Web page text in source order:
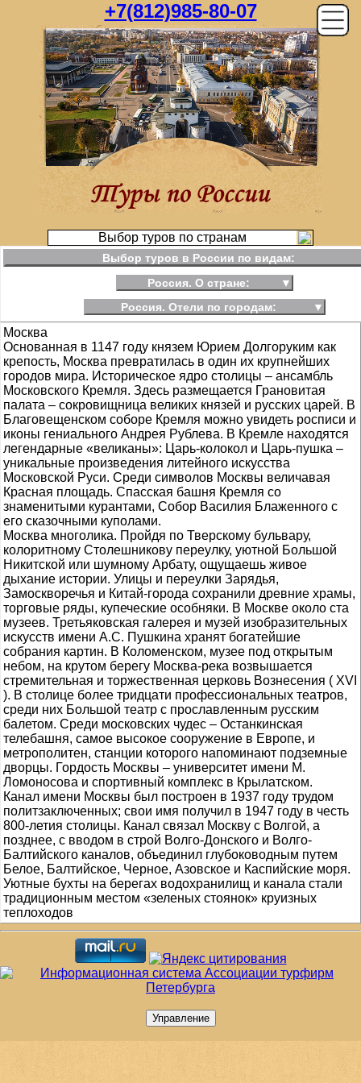
+7(812)985-80-07
Выбор туров по странам
Выбор туров в России по видам:
Россия. О стране:
▼
Россия. Отели по городам:
▼
Москва
Основанная в 1147 году князем Юрием Долгоруким как
крепость, Москва превратилась в один их крупнейших
городов мира. Историческое ядро столицы – ансамбль
Московского Кремля. Здесь размещается Грановитая
палата – сокровищница великих князей и русских царей. В
Благовещенском соборе Кремля можно увидеть росписи и
иконы гениального Андрея Рублева. В Кремле находятся
легендарные «великаны»: Царь-колокол и Царь-пушка –
уникальные произведения литейного искусства
Московской Руси. Среди символов Москвы величавая
Красная площадь. Спасская башня Кремля со
знаменитыми курантами, Собор Василия Блаженного с
его сказочными куполами.
Москва многолика. Пройдя по Тверскому бульвару,
колоритному Столешникову переулку, уютной Большой
Никитской или шумному Арбату, ощущаешь живое
дыхание истории. Улицы и переулки Зарядья,
Замоскворечья и Китай-города сохранили древние храмы,
торговые ряды, купеческие особняки. В Москве около ста
музеев. Третьяковская галерея и музей изобразительных
искусств имени А.С. Пушкина хранят богатейшие
собрания картин. В Коломенском, музее под открытым
небом, на крутом берегу Москва-река возвышается
стремительная и торжественная церковь Вознесения ( XVI
). В столице более тридцати профессиональных театров,
среди них Большой театр с прославленным русским
балетом. Среди московских чудес – Останкинская
телебашня, самое высокое сооружение в Европе, и
метрополитен, станции которого напоминают подземные
дворцы. Гордость Москвы – университет имени М.
Ломоносова и спортивный комплекс в Крылатском.
Канал имени Москвы был построен в 1937 году трудом
политзаключенных; свои имя получил в 1947 году в честь
800-летия столицы. Канал связал Москву с Волгой, а
позднее, с вводом в строй Волго-Донского и Волго-
Балтийского каналов, объединил глубоководным путем
Белое, Балтийское, Черное, Азовское и Каспийские моря.
Уютные бухты на берегах водохранилищ и канала стали
традиционным местом «зеленых стоянок» круизных
теплоходов